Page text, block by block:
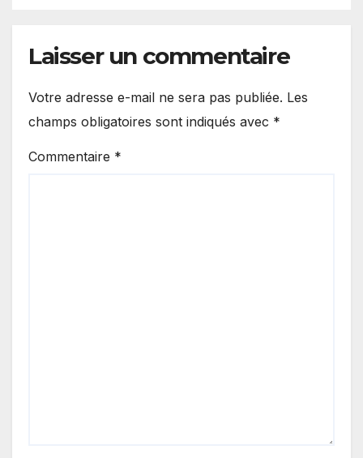
Laisser un commentaire
Votre adresse e-mail ne sera pas publiée. Les
champs obligatoires sont indiqués avec *
Commentaire *